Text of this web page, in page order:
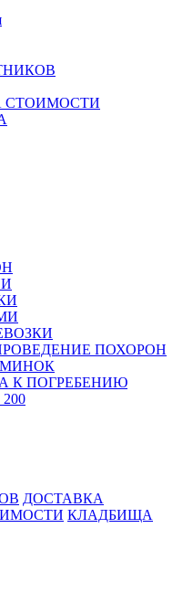
СТОИМОСТИ
ПОХОРОН
К ПОГРЕБЕНИЮ
ДОСТАВКА
КЛАДБИЩА